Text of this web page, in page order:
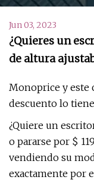
Jun 03, 2023
¿Quieres un
de altura
Monoprice y este
descuento lo
¿Quiere un
o pararse por $
vendiendo su
exactamente por